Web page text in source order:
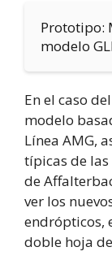
Prototipo:
modelo
En el caso del
modelo
Línea AMG,
típicas de
de
ver los
endrópticos,
doble hoja